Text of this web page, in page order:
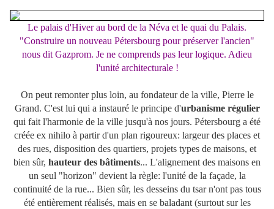
Le palais d'Hiver au bord de la Néva et le quai du Palais.
"Construire un nouveau Pétersbourg pour préserver l'ancien"
nous dit Gazprom. Je ne comprends pas leur logique. Adieu
l'unité architecturale !
On peut remonter plus loin, au fondateur de la ville, Pierre le
Grand. C'est lui qui a instauré le principe d'urbanisme régulier
qui fait l'harmonie de la ville jusqu'à nos jours. Pétersbourg a été
créée ex nihilo à partir d'un plan rigoureux: largeur des places et
des rues, disposition des quartiers, projets types de maisons, et
bien sûr, hauteur des bâtiments... L'alignement des maisons en
un seul "horizon" devient la règle: l'unité de la façade, la
continuité de la rue... Bien sûr, les desseins du tsar n'ont pas tous
été entièrement réalisés, mais en se baladant (surtout sur les